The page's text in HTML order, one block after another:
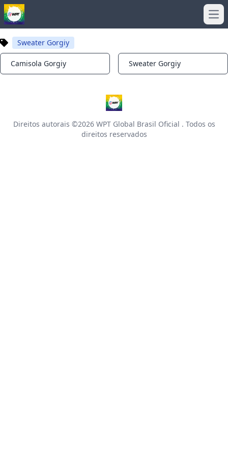
Sweater Gorgiy
Notifications
Camisola Gorgiy Notifications
Sweater Gorgiy
Direitos autorais ©2026WPT Global Brasil Oficial . Todos os
direitos reservados